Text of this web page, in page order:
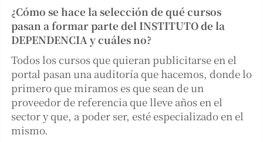
¿Cómo se hace la selección de qué cursos
pasan a formar parte del INSTITUTO de la
DEPENDENCIA y cuáles no?
Todos los cursos que quieran publicitarse en el
portal pasan una auditoría que hacemos, donde lo
primero que miramos es que sean de un
proveedor de referencia que lleve años en el
sector y que, a poder ser, esté especializado en el
mismo.